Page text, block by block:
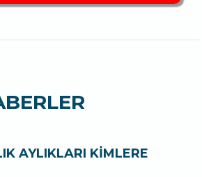
AYLIKLARI KİMLERE